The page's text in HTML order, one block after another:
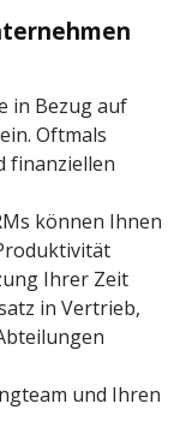
in Bezug auf
Oftmals
finanziellen
können Ihnen
Ihrer Zeit
in Vertrieb,
und Ihren